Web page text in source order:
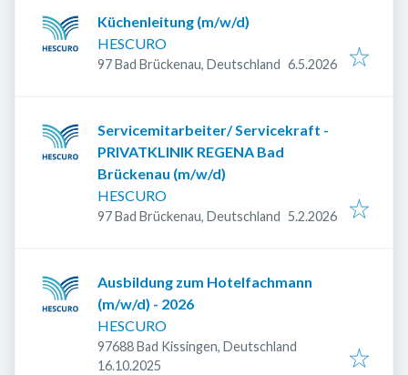
Küchenleitung (m/w/d)
HESCURO
97 Bad Brückenau, Deutschland Veröffentlicht
6.5.2026
Servicemitarbeiter/ Servicekraft -
PRIVATKLINIK REGENA Bad
Brückenau (m/w/d)
HESCURO
97 Bad Brückenau, Deutschland Veröffentlicht
5.2.2026
Ausbildung zum Hotelfachmann
(m/w/d) - 2026
HESCURO
97688 Bad Kissingen, Deutschland
Veröffentlicht
16.10.2025